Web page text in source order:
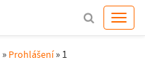
» Prohlášení» 1